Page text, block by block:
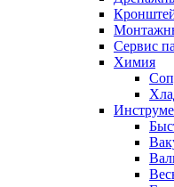
Сервис
Химия